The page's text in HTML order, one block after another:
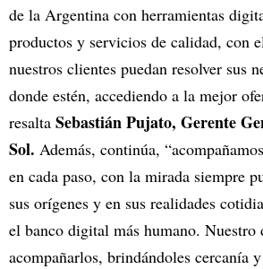
de la Argentina con herramientas
productos y servicios de calidad, con
nuestros clientes puedan resolver sus
donde estén, accediendo a la mejor
resalta Sebastián Pujato, Gerente
Sol. Además, continúa,
en cada paso, con la mirada siempre
sus orígenes y en sus realidades
el banco digital más humano. Nuestro
acompañarlos, brindándoles cercanía